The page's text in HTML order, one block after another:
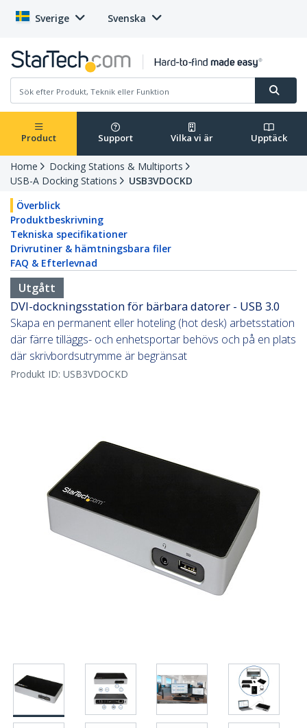
Sverige Svenska
Product Support Vilka vi är Upptäck
Home
Docking Stations & Multiports
USB-A Docking Stations
USB3VDOCKD
Överblick
Produktbeskrivning
Tekniska specifikationer
Drivrutiner & hämtningsbara filer
FAQ & Efterlevnad
Utgått
DVI-dockningsstation för bärbara datorer - USB 3.0
Skapa en permanent eller hoteling (hot desk) arbetsstation
där färre tilläggs- och enhetsportar behövs och på en plats
där skrivbordsutrymme är begränsat
Produkt ID: USB3VDOCKD